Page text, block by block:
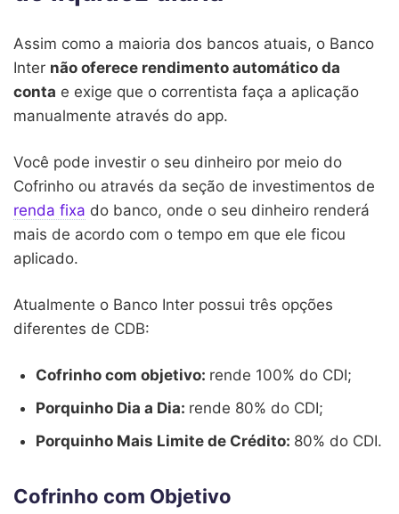
Assim como a maioria dos bancos atuais, o Banco
Inter não oferece rendimento automático da
conta e exige que o correntista faça a aplicação
manualmente através do app.
Você pode investir o seu dinheiro por meio do
Cofrinho ou através da seção de investimentos de
renda fixa do banco, onde o seu dinheiro renderá
mais de acordo com o tempo em que ele ficou
aplicado.
Atualmente o Banco Inter possui três opções
diferentes de CDB:
Cofrinho com objetivo: rende 100% do CDI;
Porquinho Dia a Dia: rende 80% do CDI;
Porquinho Mais Limite de Crédito: 80% do CDI.
Cofrinho com Objetivo